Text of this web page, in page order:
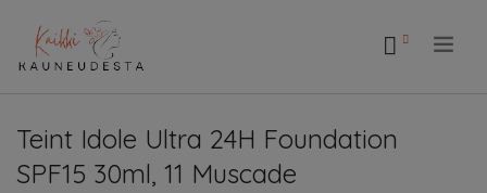
Teint Idole Ultra 24H Foundation
SPF15 30ml, 11 Muscade